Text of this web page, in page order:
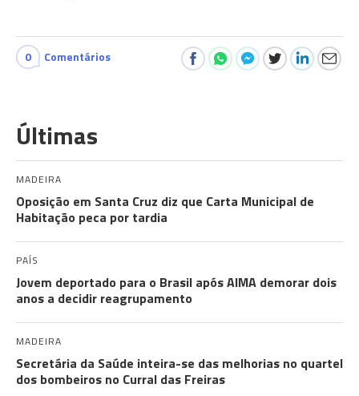
0 Comentários
Últimas
MADEIRA
Oposição em Santa Cruz diz que Carta Municipal de
Habitação peca por tardia
PAÍS
Jovem deportado para o Brasil após AIMA demorar dois
anos a decidir reagrupamento
MADEIRA
Secretária da Saúde inteira-se das melhorias no quartel
dos bombeiros no Curral das Freiras